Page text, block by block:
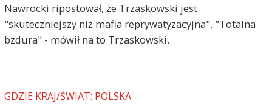
Nawrocki ripostował, że Trzaskowski jest
"skuteczniejszy niż mafia reprywatyzacyjna". "Totalna
bzdura" - mówił na to Trzaskowski.
GDZIE KRAJ/ŚWIAT: POLSKA
powiedzieli prawde o całym wyścigu do fotela